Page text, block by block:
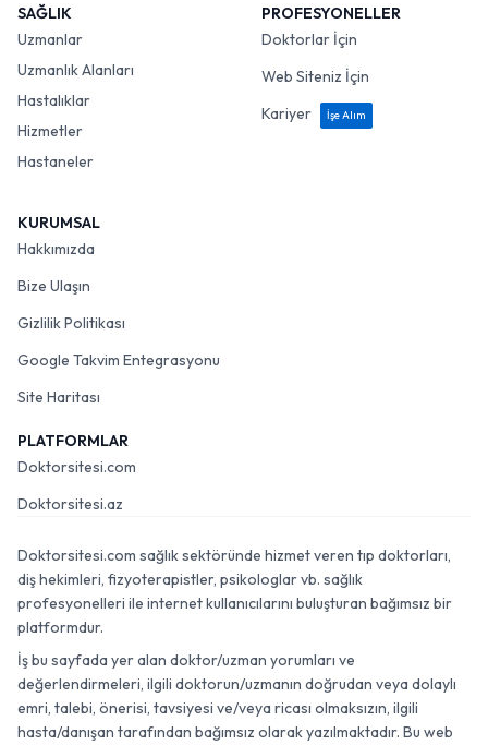
SAĞLIK
Uzmanlar
Uzmanlık Alanları
Hastalıklar
Hizmetler
Hastaneler
PROFESYONELLER
Doktorlar İçin
Web Siteniz İçin
Kariyer
İşe Alım
KURUMSAL
Hakkımızda
Bize Ulaşın
Gizlilik Politikası
Google Takvim Entegrasyonu
Site Haritası
PLATFORMLAR
Doktorsitesi.com
Doktorsitesi.az
Doktorsitesi.com sağlık sektöründe hizmet veren tıp doktorları,
diş hekimleri, fizyoterapistler, psikologlar vb. sağlık
profesyonelleri ile internet kullanıcılarını buluşturan bağımsız bir
platformdur.
İş bu sayfada yer alan doktor/uzman yorumları ve
değerlendirmeleri, ilgili doktorun/uzmanın doğrudan veya dolaylı
emri, talebi, önerisi, tavsiyesi ve/veya ricası olmaksızın, ilgili
hasta/danışan tarafından bağımsız olarak yazılmaktadır. Bu web